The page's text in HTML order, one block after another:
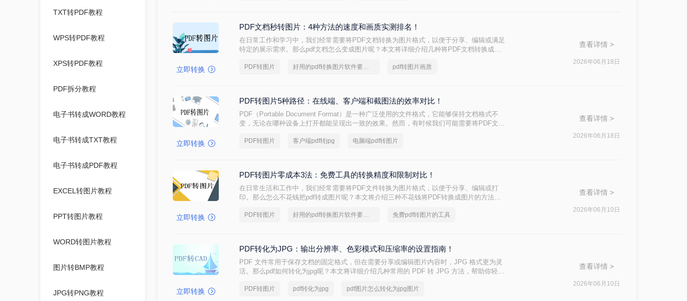
TXT转PDF教程
WPS转PDF教程
XPS转PDF教程
PDF拆分教程
电子书转成WORD教程
电子书转成TXT教程
电子书转成PDF教程
EXCEL转图片教程
PPT转图片教程
WORD转图片教程
图片转BMP教程
JPG转PNG教程
立即转换
PDF文档秒转图片：4种方法的速度和画质实测排名！
在日常工作和学习中，我们经常需要将PDF文档转换为图片格式，以便于分享、编辑或满足
特定的展示需求。那么pdf文档怎么变成图片呢？本文将详细介绍几种将PDF文档转换成图
PDF转图片 好用的pdf转换图片软件要和好朋友分享 pdf转图片画质
查看详情 >
2026年06月18日
立即转换
PDF转图片5种路径：在线端、客户端和截图法的效率对比！
PDF（Portable Document Format）是一种广泛使用的文件格式，它能够保持文档格式不
变，无论在哪种设备上打开都能呈现出一致的效果。然而，有时候我们可能需要将PDF文件
么pdf转图片怎么转呢？本文将详细介绍几种常见的方法来帮助您将PDF文件转换为图片。
PDF转图片 客户端pdf转jpg 电脑端pdf转图片
查看详情 >
2026年06月18日
立即转换
PDF转图片零成本3法：免费工具的转换精度和限制对比！
在日常生活和工作中，我们经常需要将PDF文件转换为图片格式，以便于分享、编辑或打
印。那么怎么不花钱把pdf转成图片呢？本文将介绍三种不花钱将PDF转换成图片的方法，
PDF转图片 好用的pdf转换图片软件要和好朋友分享 免费pdf转图片的工具
查看详情 >
2026年06月10日
立即转换
PDF转化为JPG：输出分辨率、色彩模式和压缩率的设置指南！
PDF 文件常用于保存文档的固定格式，但在需要分享或编辑图片内容时，JPG 格式更为灵
活。那么pdf如何转化为jpg呢？本文将详细介绍几种常用的 PDF 转 JPG 方法，帮助你轻松
PDF转图片 pdf转化为jpg pdf图片怎么转化为jpg图片
查看详情 >
2026年06月10日